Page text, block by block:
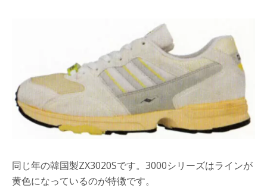
同じ年の韓国製ZX3020Sです。3000シリーズはラインが
黄色になっているのが特徴です。